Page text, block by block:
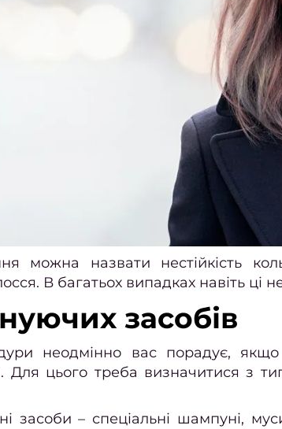
можна назвати нестійкість
В багатьох випадках навіть
засобів
неодмінно вас порадує,
Для цього треба визначитися з
засоби – спеціальні шампуні,